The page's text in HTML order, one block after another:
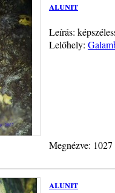
alunit
Leírás:
Lelőhely:
Megnézve:
alunit